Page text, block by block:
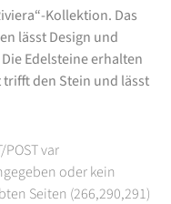
Kollektion. Das
lässt Design und
Edelsteine erhalten
trifft den Stein und lässt
var
oder kein
Seiten (266,290,291)